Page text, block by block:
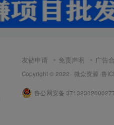
友链申请 免责声明 广告
Copyright © 2022 · 微众资源 ·鲁
鲁公网安备